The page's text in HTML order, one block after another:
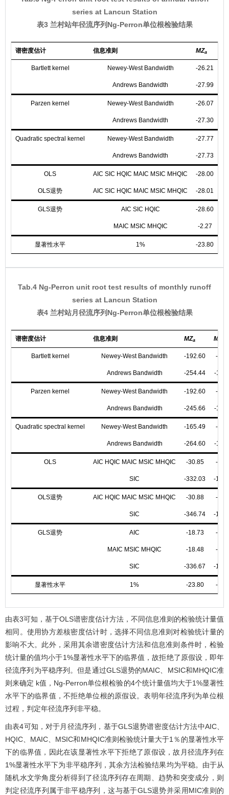
series at Lancun Station
表3 兰村站年径流序列Ng-Perron单位根检验结果
谱密度估计 信息准则 MZa
Bartlett kernel Newey-West Bandwidth -26.21
Andrews Bandwidth -27.99
Parzen kernel Newey-West Bandwidth -26.07
Andrews Bandwidth -27.30
Quadratic spectral kernel Newey-West Bandwidth -27.77
Andrews Bandwidth -27.73
OLS AIC SIC HQIC MAIC MSIC MHQIC -28.00
OLS退势 AIC SIC HQIC MAIC MSIC MHQIC -28.01
GLS退势 AIC SIC HQIC -28.60
MAIC MSIC MHQIC -2.27
显著性水平 1% -23.80
Tab.4 Ng-Perron unit root test results of monthly runoff
series at Lancun Station
表4 兰村站月径流序列Ng-Perron单位根检验结果
谱密度估计 信息准则 MZa MZ
Bartlett kernel Newey-West Bandwidth -192.60 -
Andrews Bandwidth -254.44 -
Parzen kernel Newey-West Bandwidth -192.60 -
Andrews Bandwidth -245.66 -
Quadratic spectral kernel Newey-West Bandwidth -165.49 -
Andrews Bandwidth -264.60 -
OLS AIC HQIC MAIC MSIC MHQIC -30.85 -
SIC -332.03 -
OLS退势 AIC HQIC MAIC MSIC MHQIC -30.88 -
SIC -346.74 -
GLS退势 AIC -18.73 -
MAIC MSIC MHQIC -18.48 -
SIC -336.67 -
显著性水平 1% -23.80 -
由表3可知，基于OLS谱密度估计方法，不同信息准则的检验统计量值
相同。使用协方差核密度估计时，选择不同信息准则对检验统计量的
影响不大。此外，采用其余谱密度估计方法和信息准则条件时，检验
统计量的值均小于1%显著性水平下的临界值，故拒绝了原假设，即年
径流序列为平稳序列。但是通过GLS退势的MAIC、MSIC和MHQIC准
则来确定 k值，Ng-Perron单位根检验的4个统计量值均大于1%显著性
水平下的临界值，不拒绝单位根的原假设。表明年径流序列为单位根
过程，判定年径流序列非平稳。
由表4可知，对于月径流序列，基于GLS退势谱密度估计方法中AIC、
HQIC、MAIC、MSIC和MHQIC准则检验统计量大于1％的显著性水平
下的临界值，因此在该显著性水平下拒绝了原假设，故月径流序列在
1%显著性水平下为非平稳序列，其余方法检验结果均为平稳。由于从
随机水文学角度分析得到了径流序列存在周期、趋势和突变成分，则
判定径流序列属于非平稳序列，这与基于GLS退势并采用MIC准则的